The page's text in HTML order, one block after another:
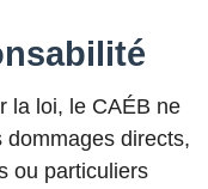
la loi, le CAÉB ne
directs,
ou particuliers